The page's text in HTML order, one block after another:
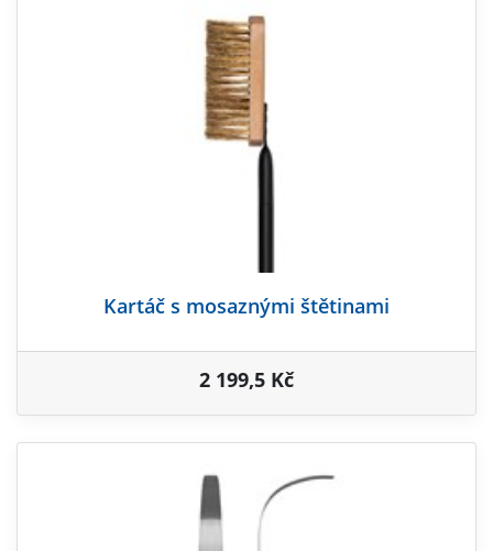
Kartáč s mosaznými štětinami
2 199,5 Kč